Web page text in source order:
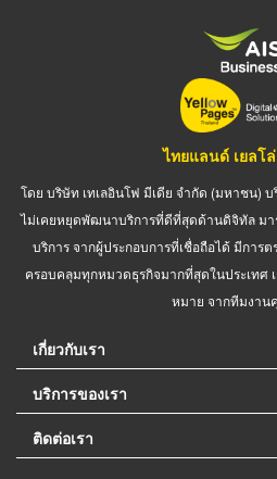
ไทยแลนด์ เยลโล่
โดย บริษัท เทเลอินโฟ มีเดีย จำกัด (มหาชน) บ
ไม่เคยหยุดพัฒนาบริการที่ดีที่สุดด้านดิจิทัล มา
บริการ จากผู้ประกอบการที่เชื่อถือได้ มีการ
ครอบคลุมทุกหมวดธุรกิจมากที่สุดในประเทศ
หมาย จากทีมงา
เกี่ยวกับเรา
บริการของเรา
ติดต่อเรา